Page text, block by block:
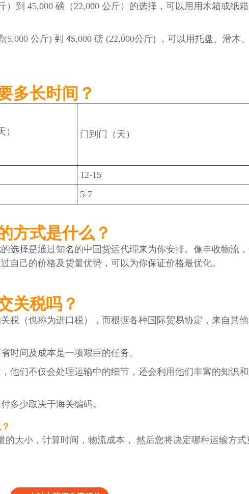
）到 45,000 磅（22,000 公斤）的选择，可以用用木箱或纸
公斤) 到 45,000 磅 (22,000公斤) ，可以用托盘、滑木
多长时间？
门到门（天）
12-15
5-7
方式是什么？
选择是通过知名的中国货运代理来为你安排。像丰收物流
自己的价格及货量优势，可以为你保证价格最优化。
关税吗？
税（也称为进口税），而根据各种国际贸易协定，来自其
时间及成本是一项艰巨的任务。
他们不仅会处理运输中的细节，还会利用他们丰富的知识
多少取决于海关编码。
大小，计算时间，物流成本， 然后您将决定哪种运输方式